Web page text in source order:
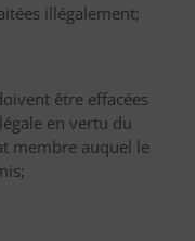
illégalement;
être effacées
en vertu du
membre auquel le